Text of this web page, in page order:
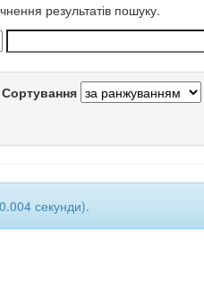
результатів пошуку.
Сортування
секунди).